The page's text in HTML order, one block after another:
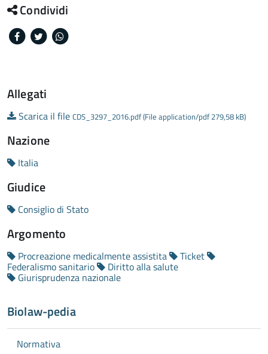
Condividi
Facebook
Twitter
Allegati
Scarica il file CDS_3297_2016.pdf (File application/pdf 279,58 kB)
Nazione
Italia
Giudice
Consiglio di Stato
Argomento
Procreazione medicalmente assistita Ticket
Federalismo sanitario Diritto alla salute
Giurisprudenza nazionale
Biolaw-pedia
Normativa